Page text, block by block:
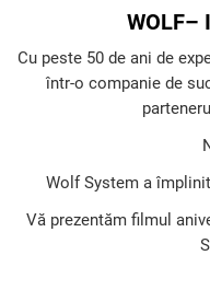
WOLF–
Cu peste 50 de ani de
într-o companie de
Wolf System a
Vă prezentăm filmul